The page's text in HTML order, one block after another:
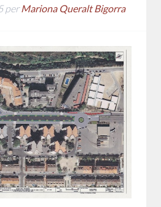
perMariona Queralt Bigorra